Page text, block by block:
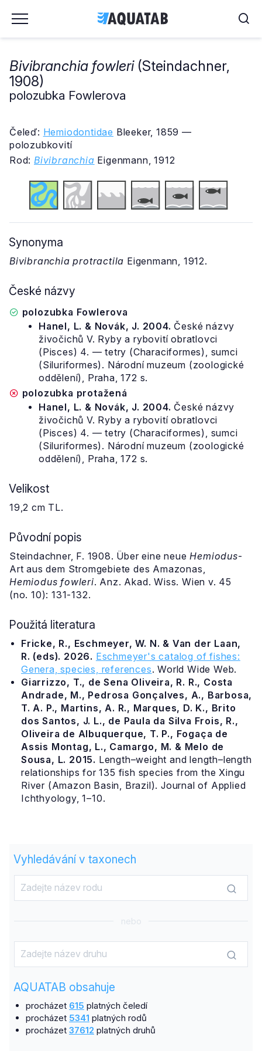
Bivibranchia fowleri(Steindachner,
1908)
polozubka Fowlerova
Čeleď: Hemiodontidae Bleeker, 1859 —
polozubkovití
Rod: Bivibranchia Eigenmann, 1912
Synonyma
Bivibranchia protractila Eigenmann, 1912.
České názvy
polozubka Fowlerova
Hanel, L. & Novák, J. 2004. České názvy
živočichů V. Ryby a rybovití obratlovci
(Pisces) 4. — tetry (Characiformes), sumci
(Siluriformes). Národní muzeum (zoologické
oddělení), Praha, 172 s.
polozubka protažená
Hanel, L. & Novák, J. 2004. České názvy
živočichů V. Ryby a rybovití obratlovci
(Pisces) 4. — tetry (Characiformes), sumci
(Siluriformes). Národní muzeum (zoologické
oddělení), Praha, 172 s.
Velikost
19,2 cm TL.
Původní popis
Steindachner, F. 1908. Über eine neueHemiodus-
Art aus dem Stromgebiete des Amazonas,
Hemiodus fowleri. Anz. Akad. Wiss. Wien v. 45
(no. 10): 131-132.
Použitá literatura
Fricke, R., Eschmeyer, W. N. & Van der Laan,
R. (eds). 2026. Eschmeyer's catalog of fishes:
Genera, species, references. World Wide Web.
Giarrizzo, T., de Sena Oliveira, R. R., Costa
Andrade, M., Pedrosa Gonçalves, A., Barbosa,
T. A. P., Martins, A. R., Marques, D. K., Brito
dos Santos, J. L., de Paula da Silva Frois, R.,
Oliveira de Albuquerque, T. P., Fogaça de
Assis Montag, L., Camargo, M. & Melo de
Sousa, L. 2015. Length–weight and length–length
relationships for 135 fish species from the Xingu
River (Amazon Basin, Brazil). Journal of Applied
Ichthyology, 1–10.
Vyhledávání v taxonech
nebo
AQUATAB obsahuje
procházet 615 platných čeledí
procházet 5341 platných rodů
procházet 37612 platných druhů